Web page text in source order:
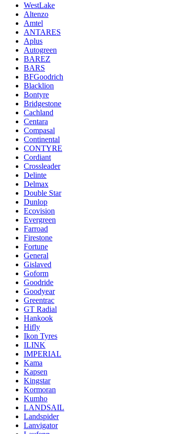
WestLake
Altenzo
Amtel
ANTARES
Aplus
Autogreen
BAREZ
BARS
BFGoodrich
Blacklion
Bontyre
Bridgestone
Cachland
Centara
Compasal
Continental
CONTYRE
Cordiant
Crossleader
Delinte
Delmax
Double Star
Dunlop
Ecovision
Evergreen
Farroad
Firestone
Fortune
General
Gislaved
Goform
Goodride
Goodyear
Greentrac
GT Radial
Hankook
Hifly
Ikon Tyres
ILINK
IMPERIAL
Kama
Kapsen
Kingstar
Kormoran
Kumho
LANDSAIL
Landspider
Lanvigator